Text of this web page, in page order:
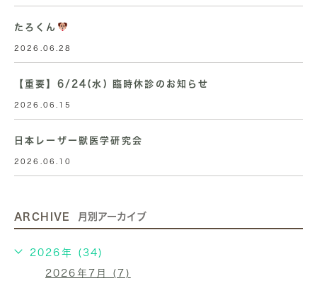
たろくん
2026.06.28
【重要】6/24(水) 臨時休診のお知らせ
2026.06.15
日本レーザー獣医学研究会
2026.06.10
ARCHIVE 月別アーカイブ
2026年 (34)
2026年7月 (7)